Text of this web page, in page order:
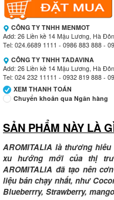
CÔNG TY TNHH MENMOT
Add: 26 Liền kề 14 Mậu Lương, Hà
Tel: 024.6689 1111 - 0986 883 888 -
CÔNG TY TNHH TADAVINA
Add: 26 Liền kề 14 Mậu Lương, Hà
Tel: 024 232 11111 - 0932 819 888 -
XEM THANH TOÁN
Chuyển khoản qua Ngân hàng
Ngân
Chi nhánh:
Chủ TK:
Số TK:
Ngân
Chi nhánh:
Chủ TK:
SẢN PHẨM NÀY LÀ
AROMITALIA là thương
xu hướng mới của thị
AROMITALIA đã tạo nên
liệu bán chạy nhất, như
Blueberrry, Strawberry,